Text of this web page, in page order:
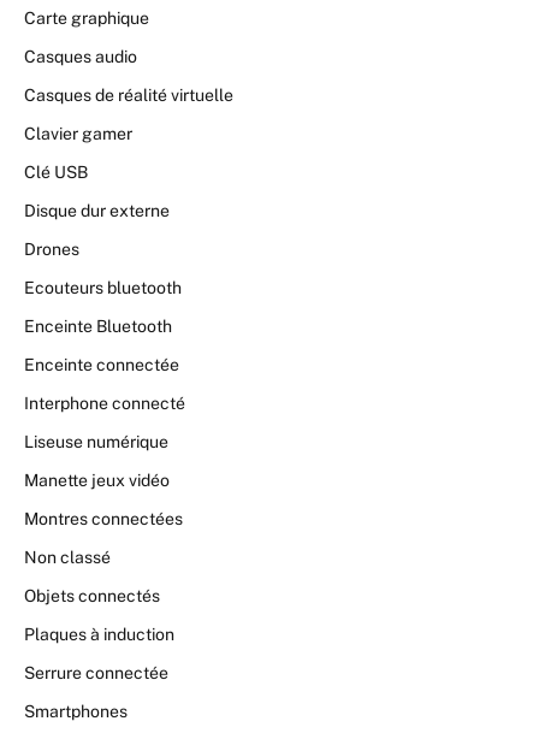
Carte graphique
Casques audio
Casques de réalité virtuelle
Clavier gamer
Clé USB
Disque dur externe
Drones
Ecouteurs bluetooth
Enceinte Bluetooth
Enceinte connectée
Interphone connecté
Liseuse numérique
Manette jeux vidéo
Montres connectées
Non classé
Objets connectés
Plaques à induction
Serrure connectée
Smartphones